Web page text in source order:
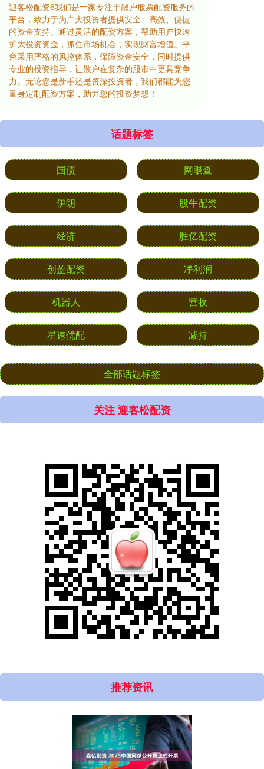
迎客松配资6我们是一家专注于散户股票配资服务的
平台，致力于为广大投资者提供安全、高效、便捷
的资金支持。通过灵活的配资方案，帮助用户快速
扩大投资资金，抓住市场机会，实现财富增值。平
台采用严格的风控体系，保障资金安全，同时提供
专业的投资指导，让散户在复杂的股市中更具竞争
力。无论您是新手还是资深投资者，我们都能为您
量身定制配资方案，助力您的投资梦想！
话题标签
国债 网眼查
伊朗 股牛配资
经济 胜亿配资
创盈配资 净利润
机器人 营收
星速优配 减持
全部话题标签
关注 迎客松配资
推荐资讯